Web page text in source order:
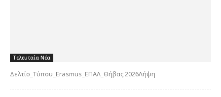
Τελευταία Νέα
Δελτίο_Τύπου_Erasmus_ΕΠΑΛ_Θήβας 2026Λήψη